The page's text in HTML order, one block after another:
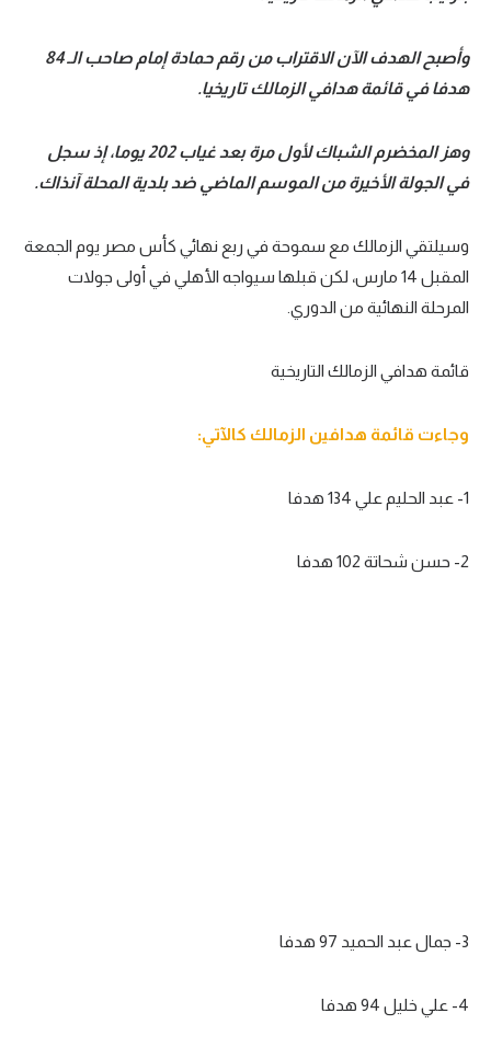
وأصبح الهدف الآن الاقتراب من رقم حمادة إمام صاحب الـ 84
هدفا في قائمة هدافي الزمالك تاريخيا.
وهز المخضرم الشباك لأول مرة بعد غياب 202 يوما، إذ سجل
في الجولة الأخيرة من الموسم الماضي ضد بلدية المحلة آنذاك.
وسيلتقي الزمالك مع سموحة في ربع نهائي كأس مصر يوم الجمعة
المقبل 14 مارس، لكن قبلها سيواجه الأهلي في أولى جولات
المرحلة النهائية من الدوري.
قائمة هدافي الزمالك التاريخية
وجاءت قائمة هدافين الزمالك كالآتي:
1- عبد الحليم علي 134 هدفا
2- حسن شحاتة 102 هدفا
3- جمال عبد الحميد 97 هدفا
4- علي خليل 94 هدفا